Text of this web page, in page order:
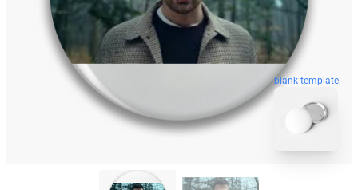
blank template